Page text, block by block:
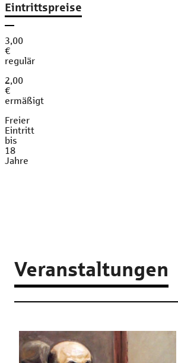
Eintrittspreise
3,00
€
regulär
2,00
€
ermäßigt
Freier
Eintritt
bis
18
Jahre
Veranstaltungen